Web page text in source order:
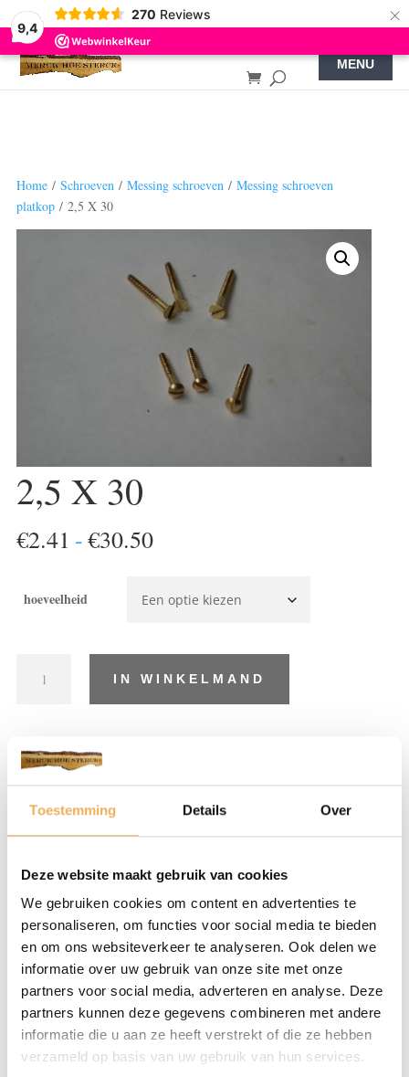
Toestemming Details Over
Deze website maakt gebruik van cookies
We gebruiken cookies om content en advertenties te
personaliseren, om functies voor social media te bieden
en om ons websiteverkeer te analyseren. Ook delen we
informatie over uw gebruik van onze site met onze
partners voor social media, adverteren en analyse. Deze
partners kunnen deze gegevens combineren met andere
informatie die u aan ze heeft verstrekt of die ze hebben
verzameld op basis van uw gebruik van hun services.
9,4
270 Reviews ×
Home/ Schroeven/ Messing schroeven/ Messing schroeven
platkop/ 2,5 X 30
2,5 X 30
€2.41 -€30.50Prijsklasse:
€30.50
hoeveelheid
IN WINKELMAND
Artikelnummer:
BESCHRIJVING
Schroeven met platte kop en zaaggleuf din
97 messing. Verpakt per 200 stuks. Maat 2,5
mm breed x 30 mm lang.